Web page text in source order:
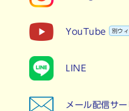
YouTube 別ウ
LINE
メール配信サー